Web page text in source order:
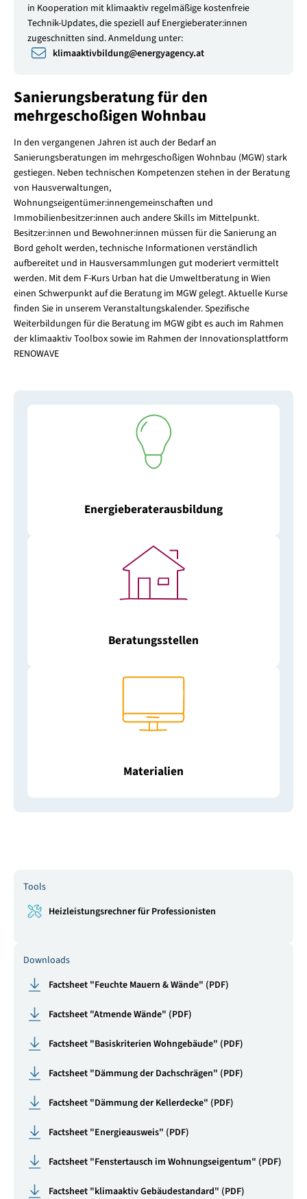
in Kooperation mit klimaaktiv regelmäßige kostenfreie
Technik-Updates, die speziell auf Energieberater:innen
zugeschnitten sind. Anmeldung unter:
klimaaktivbildung@energyagency.at
Sanierungsberatung für den
mehrgeschoßigen Wohnbau
In den vergangenen Jahren ist auch der Bedarf an
Sanierungsberatungen im mehrgeschoßigen Wohnbau (MGW) stark
gestiegen. Neben technischen Kompetenzen stehen in der Beratung
von Hausverwaltungen,
Wohnungseigentümer:innengemeinschaften und
Immobilienbesitzer:innen auch andere Skills im Mittelpunkt.
Besitzer:innen und Bewohner:innen müssen für die Sanierung an
Bord geholt werden, technische Informationen verständlich
aufbereitet und in Hausversammlungen gut moderiert vermittelt
werden. Mit dem F-Kurs Urban hat die Umweltberatung in Wien
einen Schwerpunkt auf die Beratung im MGW gelegt. Aktuelle Kurse
finden Sie in unserem Veranstaltungskalender. Spezifische
Weiterbildungen für die Beratung im MGW gibt es auch im Rahmen
der klimaaktiv Toolbox sowie im Rahmen der Innovationsplattform
RENOWAVE
Energieberaterausbildung
Beratungsstellen
Materialien
Tools
Heizleistungsrechner für Professionisten
Downloads
Factsheet "Feuchte Mauern & Wände" (PDF)
Factsheet "Atmende Wände" (PDF)
Factsheet "Basiskriterien Wohngebäude" (PDF)
Factsheet "Dämmung der Dachschrägen" (PDF)
Factsheet "Dämmung der Kellerdecke" (PDF)
Factsheet "Energieausweis" (PDF)
Factsheet "Fenstertausch im Wohnungseigentum" (PDF)
Factsheet "klimaaktiv Gebäudestandard" (PDF)